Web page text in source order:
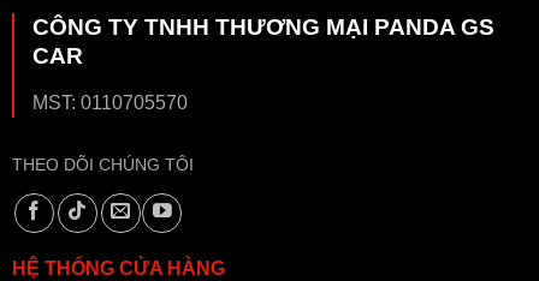
CÔNG TY TNHH THƯƠNG MẠI PANDA GS
CAR
MST: 0110705570
THEO DÕI CHÚNG TÔI
HỆ THỐNG CỬA HÀNG